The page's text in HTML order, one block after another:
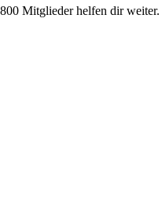
Mitglieder helfen dir weiter.